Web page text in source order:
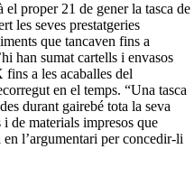
proper 21 de gener la tasca de
les seves prestatgeries
que tancaven fins a
han sumat cartells i envasos
fins a les acaballes del
en el temps. “Una tasca
durant gairebé tota la seva
de materials impresos que
en l’argumentari per concedir-li